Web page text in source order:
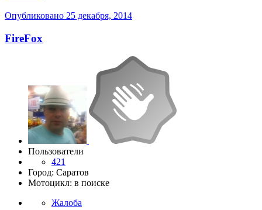
Опубликовано 25 декабря, 2014
FireFox
Пользователи
421
Город: Саратов
Мотоцикл: в поиске
Жалоба